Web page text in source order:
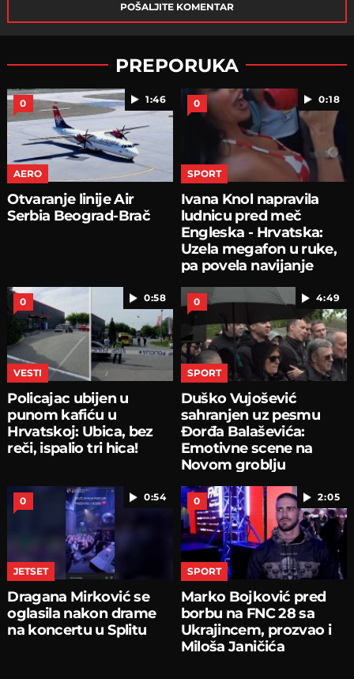
POŠALJITE KOMENTAR
PREPORUKA
1:46
0
AERO
Otvaranje linije Air
Serbia Beograd-Brač
0:18
0
SPORT
Ivana Knol napravila
ludnicu pred meč
Engleska - Hrvatska:
Uzela megafon u ruke,
pa povela navijanje
0:58
0
VESTI
Policajac ubijen u
punom kafiću u
Hrvatskoj: Ubica, bez
reči, ispalio tri hica!
4:49
0
SPORT
Duško Vujošević
sahranjen uz pesmu
Đorđa Balaševića:
Emotivne scene na
Novom groblju
0:54
0
JETSET
Dragana Mirković se
oglasila nakon drame
na koncertu u Splitu
2:05
0
SPORT
Marko Bojković pred
borbu na FNC 28 sa
Ukrajincem, prozvao i
Miloša Janičića